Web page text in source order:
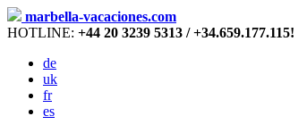
marbella-vacaciones.com
HOTLINE: +44 20 3239 5313 / +34.659.177.115!
de
uk
fr
es